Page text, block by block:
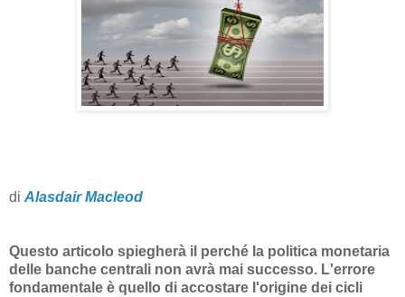
di Alasdair Macleod
Questo articolo spiegherà il perché la politica monetaria
delle banche centrali non avrà mai successo. L'errore
fondamentale è quello di accostare l'origine dei cicli